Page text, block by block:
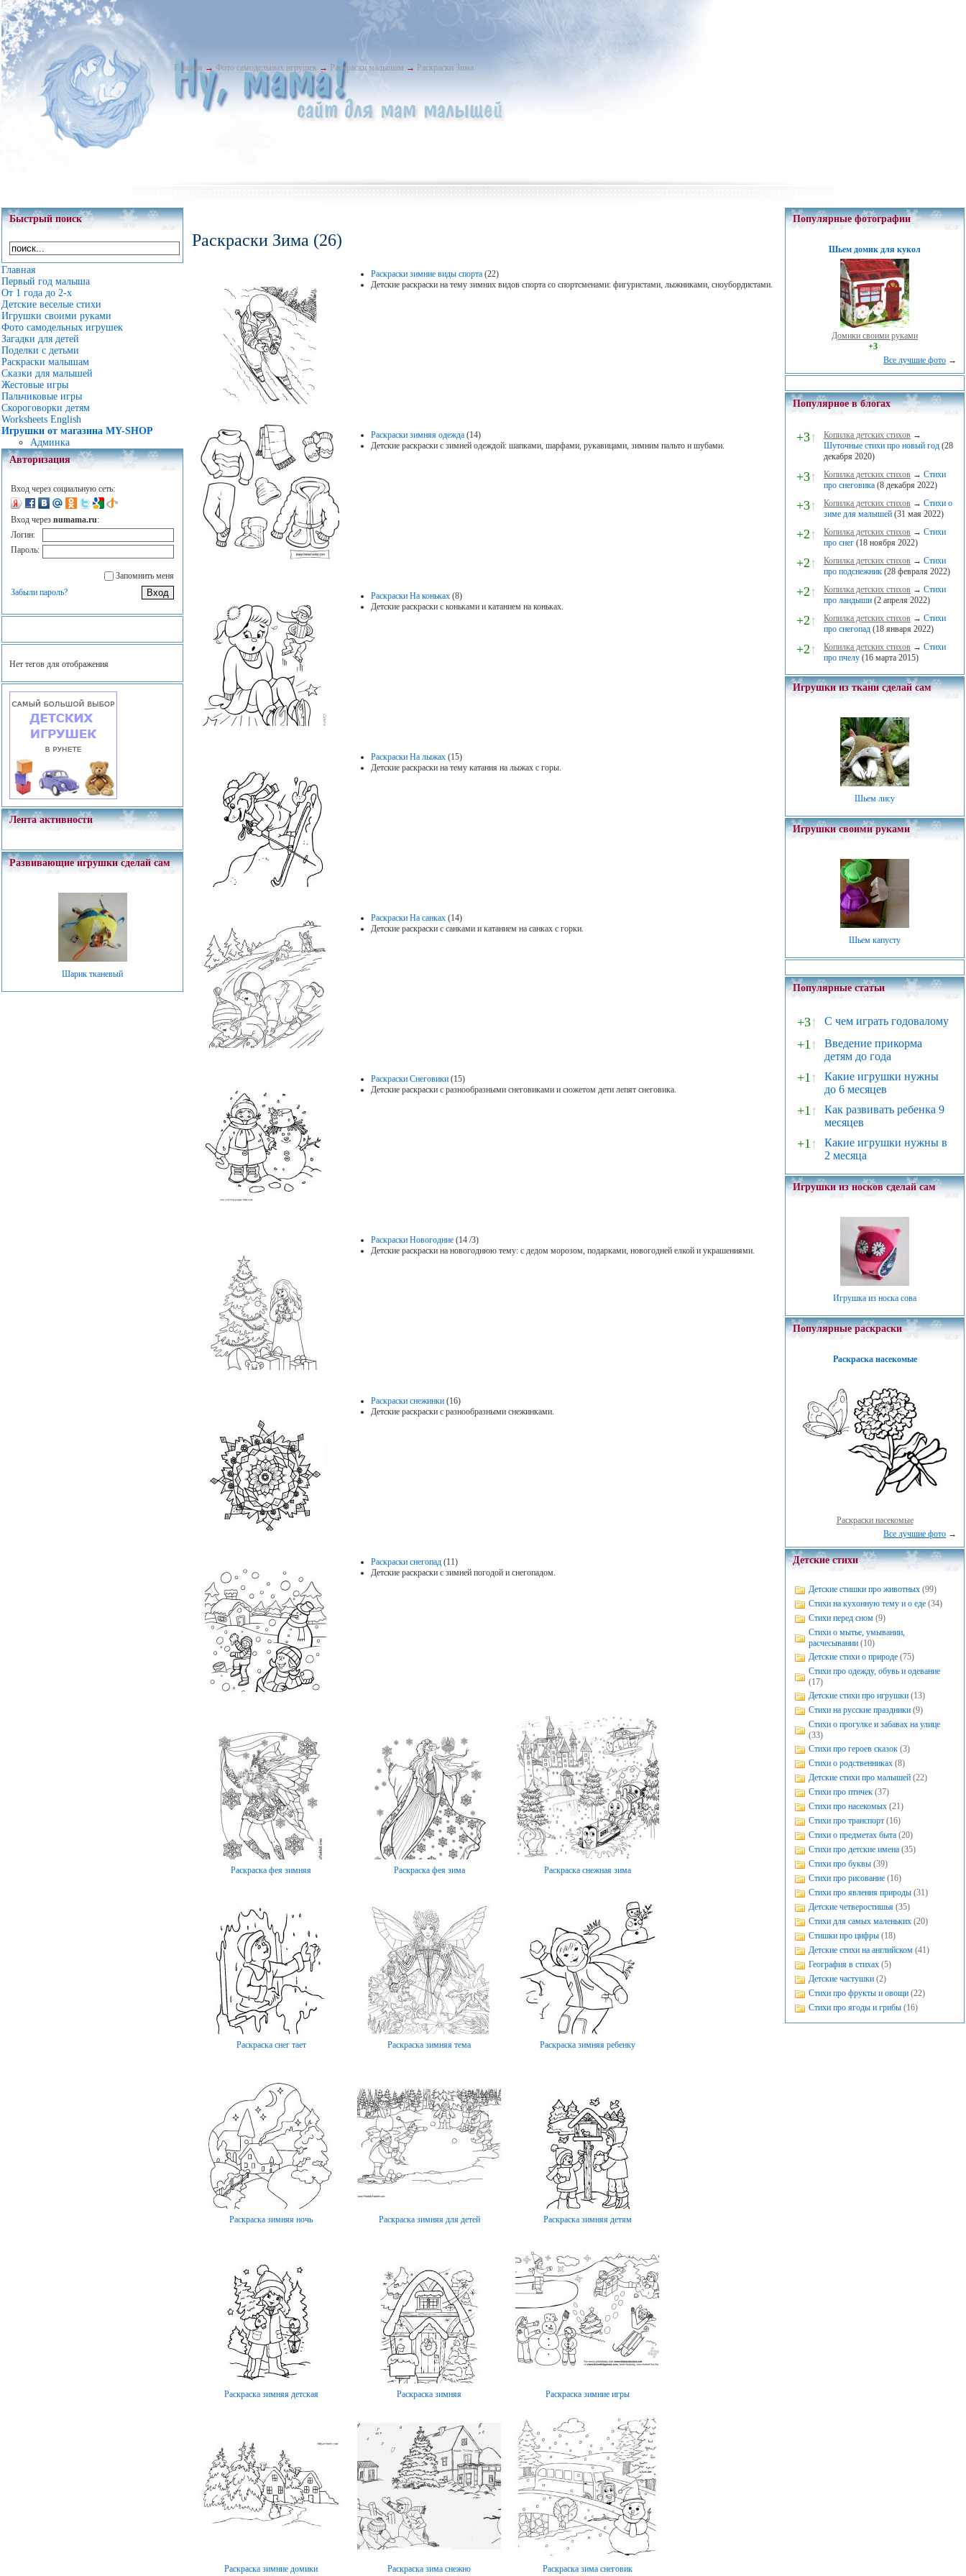
Главная → Фото самодельных игрушек → Раскраски малышам → Раскраски Зима
Быстрый поиск
Главная
Первый год малыша
От 1 года до 2-х
Детские веселые стихи
Игрушки своими руками
Фото самодельных игрушек
Загадки для детей
Поделки с детьми
Раскраски малышам
Сказки для малышей
Жестовые игры
Пальчиковые игры
Скороговорки детям
Worksheets English
Игрушки от магазина MY-SHOP
Админка
Авторизация
Вход через социальную сеть:
Вход через numama.ru:
Логин:
Пароль:
Запомнить меня
Забыли пароль?
Нет тегов для отображения
Лента активности
Развивающие игрушки сделай сам
Шарик тканевый
Раскраски Зима (26)
Раскраски зимние виды спорта(22)
Детские раскраски на тему зимних видов спорта со спортсменами: фигуристами, лыжниками, сноубордистами.
Раскраски зимняя одежда(14)
Детские раскраски с зимней одеждой: шапками, шарфами, рукавицами, зимним пальто и шубами.
Раскраски На коньках(8)
Детские раскраски с коньками и катанием на коньках.
Раскраски На лыжах(15)
Детские раскраски на тему катания на лыжах с горы.
Раскраски На санках(14)
Детские раскраски с санками и катанием на санках с горки.
Раскраски Снеговики(15)
Детские раскраски с разнообразными снеговиками и сюжетом дети лепят снеговика.
Раскраски Новогодние(14 /3)
Детские раскраски на новогоднюю тему: с дедом морозом, подарками, новогодней елкой и украшениями.
Раскраски снежинки(16)
Детские раскраски с разнообразными снежинками.
Раскраски снегопад(11)
Детские раскраски с зимней погодой и снегопадом.
Раскраска фея зимняя Раскраска фея зима Раскраска снежная зима
Раскраска снег тает Раскраска зимняя тема Раскраска зимняя ребенку
Раскраска зимняя ночь Раскраска зимняя для детей Раскраска зимняя детям
Раскраска зимняя детская Раскраска зимняя Раскраска зимние игры
Раскраска зимние домики Раскраска зима снежно Раскраска зима снеговик
Популярные фотографии
Шьем домик для кукол
Домики своими руками
+3↑
Все лучшие фото →
Популярное в блогах
+3↑ Копилка детских стихов →
Шуточные стихи про новый год (28
декабря 2020)
+3↑ Копилка детских стихов → Стихи
про снеговика (8 декабря 2022)
+3↑ Копилка детских стихов → Стихи о
зиме для малышей (31 мая 2022)
+2↑ Копилка детских стихов → Стихи
про снег (18 ноября 2022)
+2↑ Копилка детских стихов → Стихи
про подснежник (28 февраля 2022)
+2↑ Копилка детских стихов → Стихи
про ландыши (2 апреля 2022)
+2↑ Копилка детских стихов → Стихи
про снегопад (18 января 2022)
+2↑ Копилка детских стихов → Стихи
про пчелу (16 марта 2015)
Игрушки из ткани сделай сам
Шьем лису
Игрушки своими руками
Шьем капусту
Популярные статьи
+3↑ С чем играть годовалому
+1↑
Введение прикорма
детям до года
+1↑
Какие игрушки нужны
до 6 месяцев
+1↑
Как развивать ребенка 9
месяцев
+1↑
Какие игрушки нужны в
2 месяца
Игрушки из носков сделай сам
Игрушка из носка сова
Популярные раскраски
Раскраска насекомые
Раскраски насекомые
Все лучшие фото →
Детские стихи
Детские стишки про животных (99)
Стихи на кухонную тему и о еде (34)
Стихи перед сном (9)
Стихи о мытье, умывании,
расчесывании (10)
Детские стихи о природе (75)
Стихи про одежду, обувь и одевание
(17)
Детские стихи про игрушки (13)
Стихи на русские праздники (9)
Стихи о прогулке и забавах на улице
(33)
Стихи про героев сказок (3)
Стихи о родственниках (8)
Детские стихи про малышей (22)
Стихи про птичек (37)
Стихи про насекомых (21)
Стихи про транспорт (16)
Стихи о предметах быта (20)
Стихи про детские имена (35)
Стихи про буквы (39)
Стихи про рисование (16)
Стихи про явления природы (31)
Детские четверостишья (35)
Стихи для самых маленьких (20)
Стишки про цифры (18)
Детские стихи на английском (41)
География в стихах (5)
Детские частушки (2)
Стихи про фрукты и овощи (22)
Стихи про ягоды и грибы (16)